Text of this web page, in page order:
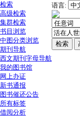
检索
高级检索
集群检索
书目浏览
中图分类浏览
期刊导航
西文期刊字母导航
我的图书馆
网上办证
新书通报
图书催还公告
所有标签
借阅分析
语言: